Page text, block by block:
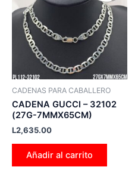
CADENAS PARA CABALLERO
CADENA GUCCI – 32102
(27G-7MMX65CM)
L2,635.00
Añadir al carrito